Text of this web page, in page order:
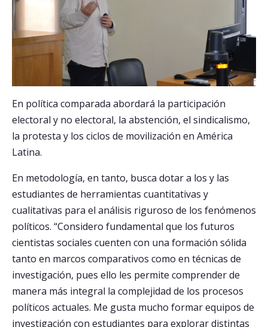
En política comparada abordará la participación
electoral y no electoral, la abstención, el sindicalismo,
la protesta y los ciclos de movilización en América
Latina.
En metodología, en tanto, busca dotar a los y las
estudiantes de herramientas cuantitativas y
cualitativas para el análisis riguroso de los fenómenos
políticos. “Considero fundamental que los futuros
cientistas sociales cuenten con una formación sólida
tanto en marcos comparativos como en técnicas de
investigación, pues ello les permite comprender de
manera más integral la complejidad de los procesos
políticos actuales. Me gusta mucho formar equipos de
investigación con estudiantes para explorar distintas